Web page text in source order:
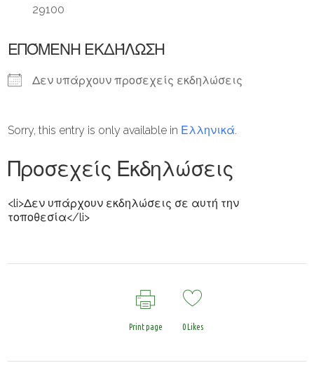
29100
ΕΠΌΜΕΝΗ ΕΚΔΉΛΩΣΗ
Δεν υπάρχουν προσεχείς εκδηλώσεις
Sorry, this entry is only available in Ελληνικά.
Προσεχείς Εκδηλώσεις
<li>Δεν υπάρχουν εκδηλώσεις σε αυτή την
τοποθεσία</li>
Print page 0Likes